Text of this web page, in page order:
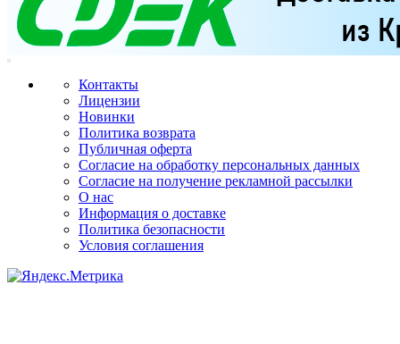
Контакты
Лицензии
Новинки
Политика возврата
Публичная оферта
Согласие на обработку персональных данных
Согласие на получение рекламной рассылки
О нас
Информация о доставке
Политика безопасности
Условия соглашения